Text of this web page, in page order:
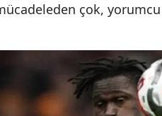
çok, yorumcu